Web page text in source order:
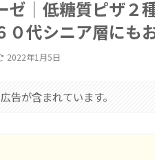
ゼ｜低糖質ピザ２
０代シニア層にも
2022年1月5日
告が含まれています。